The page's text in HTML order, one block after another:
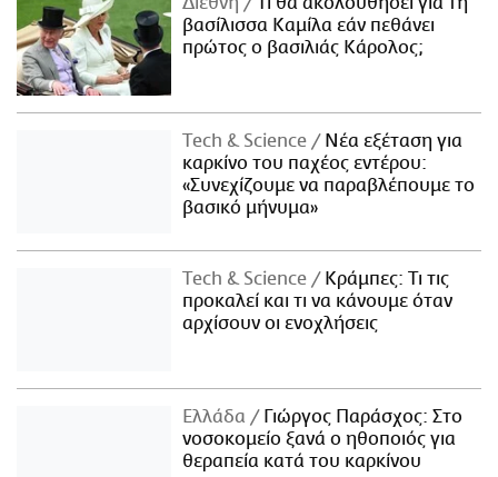
βασίλισσα Καμίλα εάν πεθάνει
πρώτος ο βασιλιάς Κάρολος;
Τech & Science
Νέα εξέταση για
καρκίνο του παχέος εντέρου:
«Συνεχίζουμε να παραβλέπουμε το
βασικό μήνυμα»
Τech & Science
Κράμπες: Τι τις
προκαλεί και τι να κάνουμε όταν
αρχίσουν οι ενοχλήσεις
Ελλάδα
Γιώργος Παράσχος: Στο
νοσοκομείο ξανά ο ηθοποιός για
θεραπεία κατά του καρκίνου